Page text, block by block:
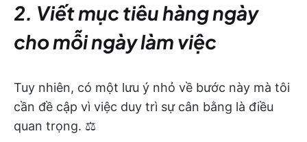
2. Viết mục tiêu hàng ngày
cho mỗi ngày làm việc
Tuy nhiên, có một lưu ý nhỏ về bước này mà tôi
cần đề cập vì việc duy trì sự cân bằng là điều
quan trọng. ⚖️